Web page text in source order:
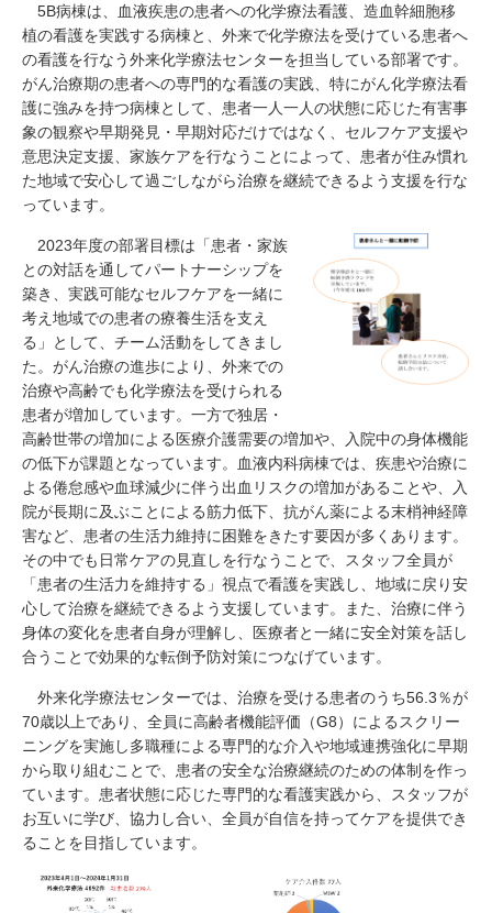
5B病棟は、血液疾患の患者への化学療法看護、造血幹細胞移
植の看護を実践する病棟と、外来で化学療法を受けている患者へ
の看護を行なう外来化学療法センターを担当している部署です。
がん治療期の患者への専門的な看護の実践、特にがん化学療法看
護に強みを持つ病棟として、患者一人一人の状態に応じた有害事
象の観察や早期発見・早期対応だけではなく、セルフケア支援や
意思決定支援、家族ケアを行なうことによって、患者が住み慣れ
た地域で安心して過ごしながら治療を継続できるよう支援を行な
っています。
2023年度の部署目標は「患者・家族
との対話を通してパートナーシップを
築き、実践可能なセルフケアを一緒に
考え地域での患者の療養生活を支え
る」として、チーム活動をしてきまし
た。がん治療の進歩により、外来での
治療や高齢でも化学療法を受けられる
患者が増加しています。一方で独居・
高齢世帯の増加による医療介護需要の増加や、入院中の身体機能
の低下が課題となっています。血液内科病棟では、疾患や治療に
よる倦怠感や血球減少に伴う出血リスクの増加があることや、入
院が長期に及ぶことによる筋力低下、抗がん薬による末梢神経障
害など、患者の生活力維持に困難をきたす要因が多くあります。
その中でも日常ケアの見直しを行なうことで、スタッフ全員が
「患者の生活力を維持する」視点で看護を実践し、地域に戻り安
心して治療を継続できるよう支援しています。また、治療に伴う
身体の変化を患者自身が理解し、医療者と一緒に安全対策を話し
合うことで効果的な転倒予防対策につなげています。
外来化学療法センターでは、治療を受ける患者のうち56.3％が
70歳以上であり、全員に高齢者機能評価（G8）によるスクリー
ニングを実施し多職種による専門的な介入や地域連携強化に早期
から取り組むことで、患者の安全な治療継続のための体制を作っ
ています。患者状態に応じた専門的な看護実践から、スタッフが
お互いに学び、協力し合い、全員が自信を持ってケアを提供でき
ることを目指しています。